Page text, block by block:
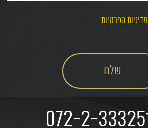
מדיניות הפרטיות